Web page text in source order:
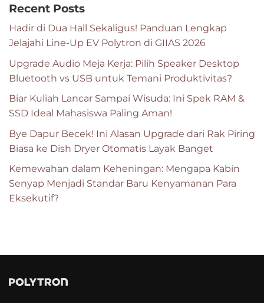
Recent Posts
Hadir di Dua Hall Sekaligus! Panduan Lengkap
Jelajahi Line-Up EV Polytron di GIIAS 2026
Upgrade Audio Meja Kerja: Pilih Speaker Desktop
Bluetooth vs USB untuk Temani Produktivitas?
Biar Kuliah Lancar Sampai Wisuda: Ini Spek RAM &
SSD Ideal Mahasiswa Paling Aman!
Bye Dapur Becek! Ini Alasan Upgrade dari Rak Piring
Biasa ke Dish Dryer Otomatis Layak Banget
Kemewahan dalam Keheningan: Mengapa Kabin
Senyap Menjadi Standar Baru Kenyamanan Para
Eksekutif?